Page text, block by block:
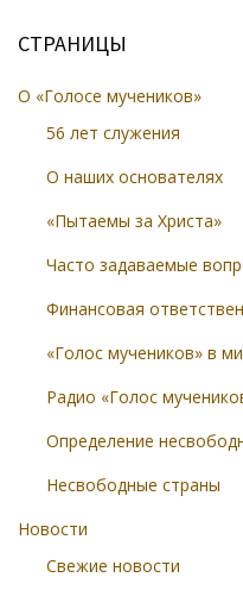
СТРАНИЦЫ
О «Голосе мучеников»
56 лет служения
О наших основателях
«Пытаемы за Христа»
Часто задаваемые
Финансовая
«Голос мучеников» в
Радио «Голос
Определение
Несвободные страны
Новости
Свежие новости